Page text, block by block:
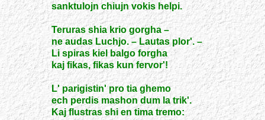
sanktulojn chiujn vokis helpi.
Teruras shia krio gorgha –
ne audas Luchjo. – Lautas plor'. –
Li spiras kiel balgo forgha
kaj fikas, fikas kun fervor'!
L' parigistin' pro tia ghemo
ech perdis mashon dum la trik'.
Kaj flustras shi en tima tremo: